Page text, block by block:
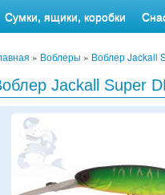
Сумки, ящики, коробки
» Воблеры » Воблер Jackall
Jackall Super